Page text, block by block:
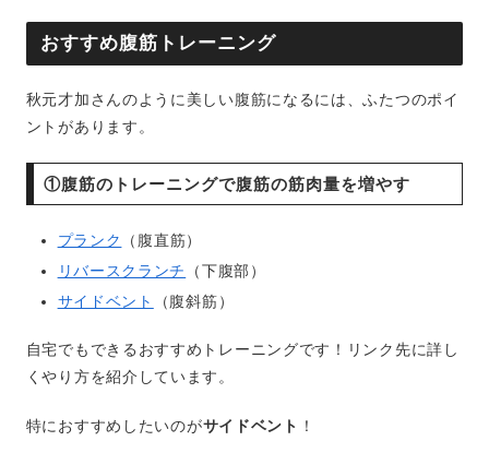
おすすめ腹筋トレーニング
秋元才加さんのように美しい腹筋になるには、ふたつのポイ
ントがあります。
①腹筋のトレーニングで腹筋の筋肉量を増やす
プランク
（腹直筋）
リバースクランチ
（下腹部）
サイドベント
（腹斜筋）
自宅でもできるおすすめトレーニングです！リンク先に詳し
くやり方を紹介しています。
特におすすめしたいのがサイドベント ！